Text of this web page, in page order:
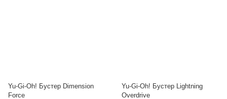
Yu-Gi-Oh! Бустер Dimension
Force
Yu-Gi-Oh! Бустер Lightning
Overdrive